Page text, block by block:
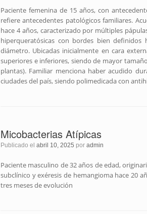
Paciente femenina de 15 años, con
refiere antecedentes patológicos familiares.
hace 4 años, caracterizado por múltiples
hiperqueratósicas con bordes bien
diámetro. Ubicadas inicialmente en cara
superiores e inferiores, siendo de mayor
plantas). Familiar menciona haber acudido
ciudades del país, siendo polimedicada con
Micobacterias Atípicas
Publicado el abril 10, 2025 por admin
Paciente masculino de 32 años de edad,
subclínico y exéresis de hemangioma hace 20
tres meses de evolución